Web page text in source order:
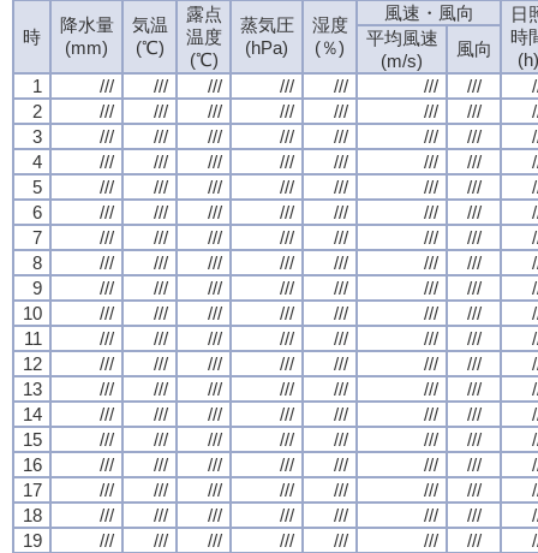
時
降水量
(mm)
気温
(℃)
露点
温度
(℃)
蒸気圧
(hPa)
湿度
(％)
風速・風向
日
時
(h)
平均風速
(m/s)
風向
1
/// /// /// /// /// /// ///
2
/// /// /// /// /// /// ///
3
/// /// /// /// /// /// ///
4
/// /// /// /// /// /// ///
5
/// /// /// /// /// /// ///
6
/// /// /// /// /// /// ///
7
/// /// /// /// /// /// ///
8
/// /// /// /// /// /// ///
9
/// /// /// /// /// /// ///
10
/// /// /// /// /// /// ///
11
/// /// /// /// /// /// ///
12
/// /// /// /// /// /// ///
13
/// /// /// /// /// /// ///
14
/// /// /// /// /// /// ///
15
/// /// /// /// /// /// ///
16
/// /// /// /// /// /// ///
17
/// /// /// /// /// /// ///
18
/// /// /// /// /// /// ///
19
/// /// /// /// /// /// ///